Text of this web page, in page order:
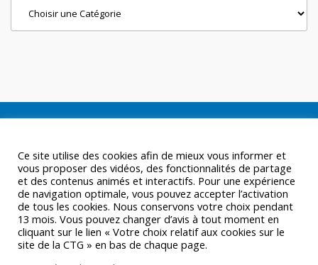
Ce site utilise des cookies afin de mieux vous informer et
vous proposer des vidéos, des fonctionnalités de partage
et des contenus animés et interactifs. Pour une expérience
de navigation optimale, vous pouvez accepter l’activation
de tous les cookies. Nous conservons votre choix pendant
13 mois. Vous pouvez changer d’avis à tout moment en
cliquant sur le lien « Votre choix relatif aux cookies sur le
site de la CTG » en bas de chaque page.